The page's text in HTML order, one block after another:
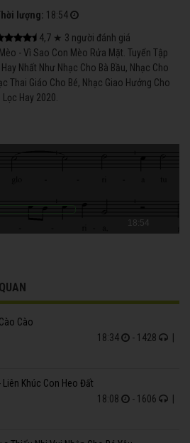
lượng: 18:54
4,7 ★ 3 người đánh giá
- Vì Sao Con Mèo Rửa Mặt. Tuyển Tập
Nhất Như Nhạc Cho Bà Bầu, Nhạc Cho
Thai Giáo Cho Bé, Nhạc Giao Hưởng Cho
Hay 2020.
18:54
Cào
18:34
- 1428 |
Khúc Con Heo Đất
18:08
- 1606 |